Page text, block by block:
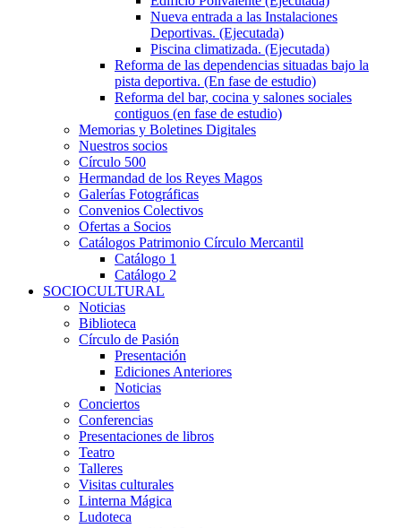
Nueva entrada a las Instalaciones
Deportivas. (Ejecutada)
Piscina climatizada. (Ejecutada)
Reforma de las dependencias situadas bajo la
pista deportiva. (En fase de estudio)
Reforma del bar, cocina y salones sociales
contiguos (en fase de estudio)
Memorias y Boletines Digitales
Nuestros socios
Círculo 500
Hermandad de los Reyes Magos
Galerías Fotográficas
Convenios Colectivos
Ofertas a Socios
Catálogos Patrimonio Círculo Mercantil
Catálogo 1
Catálogo 2
SOCIOCULTURAL
Noticias
Biblioteca
Círculo de Pasión
Presentación
Ediciones Anteriores
Noticias
Conciertos
Conferencias
Presentaciones de libros
Teatro
Talleres
Visitas culturales
Linterna Mágica
Ludoteca